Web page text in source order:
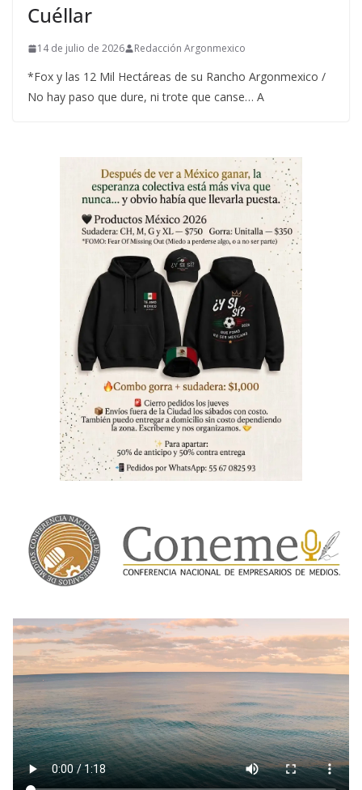
Cuéllar
14 de julio de 2026 Redacción Argonmexico
*Fox y las 12 Mil Hectáreas de su Rancho Argonmexico /
No hay paso que dure, ni trote que canse… A